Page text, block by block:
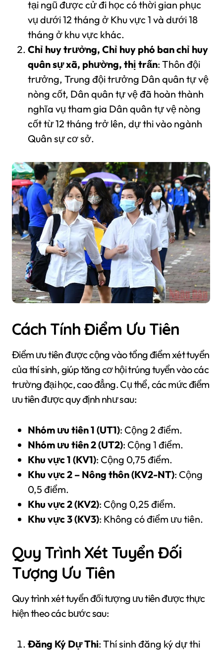
tại ngũ được cử đi học có thời gian phục
vụ dưới 12 tháng ở Khu vực 1 và dưới 18
tháng ở khu vực khác.
Chỉ huy trưởng, Chỉ huy phó ban chỉ huy
quân sự xã, phường, thị trấn: Thôn đội
trưởng, Trung đội trưởng Dân quân tự vệ
nòng cốt, Dân quân tự vệ đã hoàn thành
nghĩa vụ tham gia Dân quân tự vệ nòng
cốt từ 12 tháng trở lên, dự thi vào ngành
Quân sự cơ sở.
Cách Tính Điểm Ưu Tiên
Điểm ưu tiên được cộng vào tổng điểm xét tuyển
của thí sinh, giúp tăng cơ hội trúng tuyển vào các
trường đại học, cao đẳng. Cụ thể, các mức điểm
ưu tiên được quy định như sau:
Nhóm ưu tiên 1 (UT1): Cộng 2 điểm.
Nhóm ưu tiên 2 (UT2): Cộng 1 điểm.
Khu vực 1 (KV1): Cộng 0,75 điểm.
Khu vực 2 – Nông thôn (KV2-NT): Cộng
0,5 điểm.
Khu vực 2 (KV2): Cộng 0,25 điểm.
Khu vực 3 (KV3): Không có điểm ưu tiên.
Quy Trình Xét Tuyển Đối
Tượng Ưu Tiên
Quy trình xét tuyển đối tượng ưu tiên được thực
hiện theo các bước sau:
Đăng Ký Dự Thi: Thí sinh đăng ký dự thi